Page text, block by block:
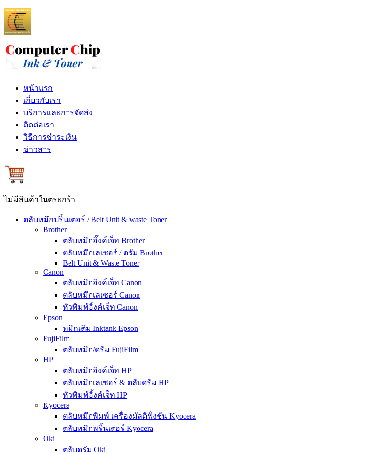
หน้าแรก
เกี่ยวกับเรา
บริการและการจัดส่ง
ติดต่อเรา
วิธีการชำระเงิน
ข่าวสาร
ไม่มีสินค้าในตระกร้า
ตลับหมึกปริ้นเตอร์ / Belt Unit & waste Toner
Brother
ตลับหมึกอิ๊งค์เจ็ท Brother
ตลับหมึกเลเซอร์ / ดรัม Brother
Belt Unit & Waste Toner
Canon
ตลับหมึกอิงค์เจ็ท Canon
ตลับหมึกเลเซอร์ Canon
หัวพิมพ์อิ้งค์เจ็ท Canon
Epson
หมึกเติม Inktank Epson
FujiFilm
ตลับหมึก/ดรัม FujiFilm
HP
ตลับหมึกอิงค์เจ็ท HP
ตลับหมึกเลเซอร์ & ตลับดรัม HP
หัวพิมพ์อิ้งค์เจ็ท HP
Kyocera
ตลับหมึกพิมพ์ เครื่องมัลติฟั่งชั่น Kyocera
ตลับหมึกพริ้นเตอร์ Kyocera
Oki
ตลับดรัม Oki